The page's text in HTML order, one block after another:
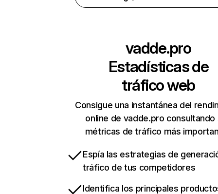
vadde.pro
Estadísticas de
tráfico web
Consigue una instantánea del
online de vadde.pro consultando
métricas de tráfico más
Espía las estrategias de
tráfico de tus competidores
Identifica los principales